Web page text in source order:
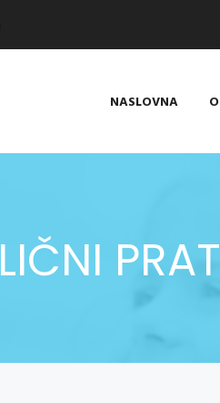
NASLOVNA
LIČNI